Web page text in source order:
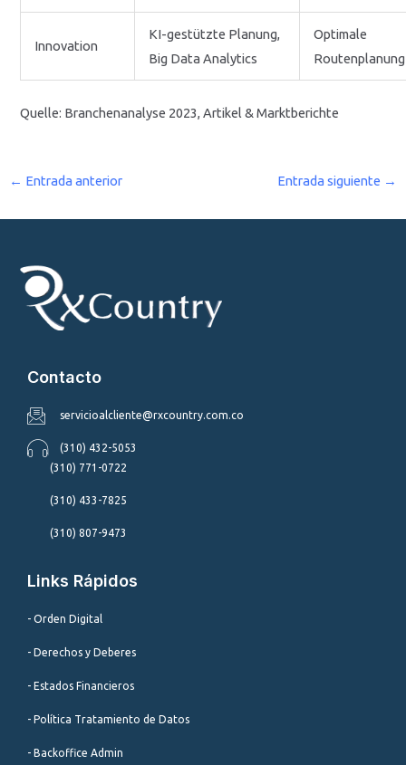
Innovation
KI-gestützte Planung,
Big Data Analytics
Optimale
Routenplanung
Quelle: Branchenanalyse 2023, Artikel & Marktberichte
← Entrada anterior Entrada siguiente →
Contacto
servicioalcliente@rxcountry.com.co
(310) 432-5053
(310) 771-0722
(310) 433-7825
(310) 807-9473
Links Rápidos
- Orden Digital
- Derechos y Deberes
- Estados Financieros
- Política Tratamiento de Datos
- Backoffice Admin